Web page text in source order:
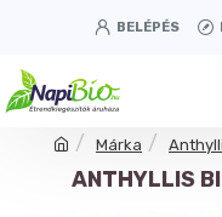
BELÉPÉS
Márka
ANTHYLLIS